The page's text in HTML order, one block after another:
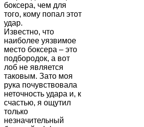
боксера, чем для
того, кому попал этот
удар.
Известно, что
наиболее уязвимое
место боксера – это
подбородок, а вот
лоб не является
таковым. Зато моя
рука почувствовала
неточность удара и, к
счастью, я ощутил
только
незначительный